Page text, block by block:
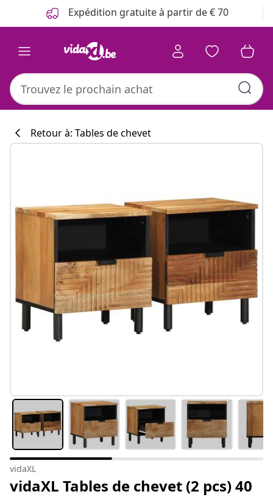
Expédition gratuite à partir de € 70
Retour à: Tables de chevet
vidaXL
vidaXL Tables de chevet (2 pcs) 40